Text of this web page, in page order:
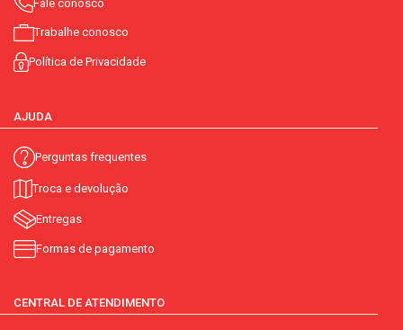
Fale conosco
Trabalhe conosco
Política de Privacidade
AJUDA
Perguntas frequentes
Troca e devolução
Entregas
Formas de pagamento
CENTRAL DE ATENDIMENTO